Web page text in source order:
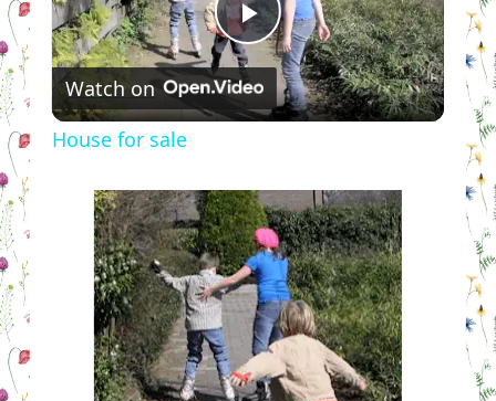
Play
Video
Watch on
House for sale